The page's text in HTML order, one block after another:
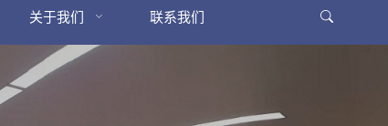
关于我们 联系我们